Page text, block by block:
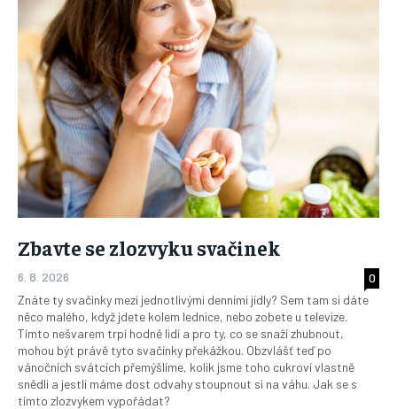
Zbavte se zlozvyku svačinek
6. 8. 2026
0
Znáte ty svačinky mezi jednotlivými denními jídly? Sem tam si dáte
něco malého, když jdete kolem lednice, nebo zobete u televize.
Tímto nešvarem trpí hodně lidí a pro ty, co se snaží zhubnout,
mohou být právě tyto svačinky překážkou. Obzvlášť teď po
vánočních svátcích přemýšlíme, kolik jsme toho cukroví vlastně
snědli a jestli máme dost odvahy stoupnout si na váhu. Jak se s
tímto zlozvykem vypořádat?